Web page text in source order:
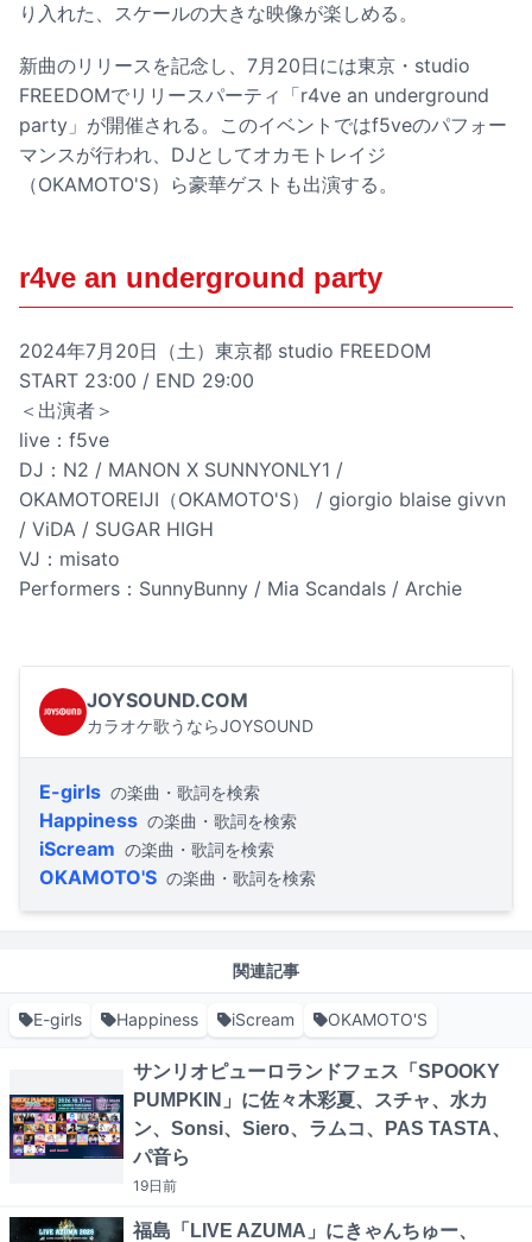
り入れた、スケールの大きな映像が楽しめる。
新曲のリリースを記念し、7月20日には東京・studio
FREEDOMでリリースパーティ「r4ve an underground
party」が開催される。このイベントではf5veのパフォー
マンスが行われ、DJとしてオカモトレイジ
（OKAMOTO'S）ら豪華ゲストも出演する。
r4ve an underground party
2024年7月20日（土）東京都 studio FREEDOM
START 23:00 / END 29:00
＜出演者＞
live：f5ve
DJ：N2 / MANON X SUNNYONLY1 /
OKAMOTOREIJI（OKAMOTO'S） / giorgio blaise givvn
/ ViDA / SUGAR HIGH
VJ：misato
Performers：SunnyBunny / Mia Scandals / Archie
JOYSOUND.COM
カラオケ歌うならJOYSOUND
E-girls の楽曲・歌詞を検索
Happiness の楽曲・歌詞を検索
iScream の楽曲・歌詞を検索
OKAMOTO'S の楽曲・歌詞を検索
関連記事
E-girls Happiness iScream OKAMOTO'S
サンリオピューロランドフェス「SPOOKY
PUMPKIN」に佐々木彩夏、スチャ、水カ
ン、Sonsi、Siero、ラムコ、PAS TASTA、
パ音ら
19日前
福島「LIVE AZUMA」にきゃんちゅー、